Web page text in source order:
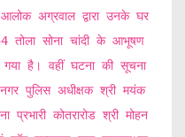
अग्रवाल द्वारा उनके घर
तोला सोना चांदी के आभूषण
है। वहीं घटना की सूचना
पुलिस अधीक्षक श्री मयंक
प्रभारी कोतरारोड श्री मोहन